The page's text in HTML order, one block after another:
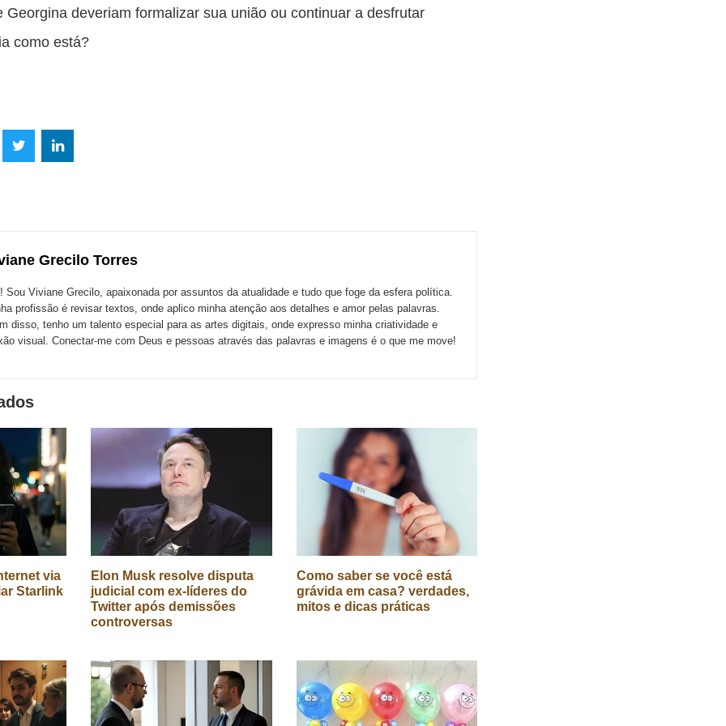
Georgina deveriam formalizar sua união ou continuar a desfrutar
como está?
Grecilo Torres
Sou Viviane Grecilo, apaixonada por assuntos da atualidade e tudo que foge da esfera política.
profissão é revisar textos, onde aplico minha atenção aos detalhes e amor pelas palavras.
disso, tenho um talento especial para as artes digitais, onde expresso minha criatividade e
visual. Conectar-me com Deus e pessoas através das palavras e imagens é o que me move!
via
Starlink
Elon Musk resolve disputa
judicial com ex-líderes do
Twitter após demissões
controversas
Como saber se você está
grávida em casa? verdades,
mitos e dicas práticas